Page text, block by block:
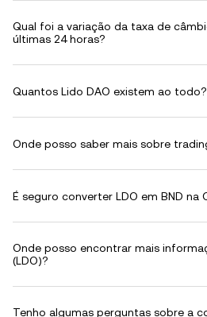
Qual foi a variação da taxa de
últimas 24 horas?
Quantos Lido DAO existem ao todo?
Onde posso saber mais sobre
É seguro converter LDO em BND na
Onde posso encontrar mais
(LDO)?
Tenho algumas perguntas sobre a